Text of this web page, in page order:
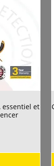
essentiel et